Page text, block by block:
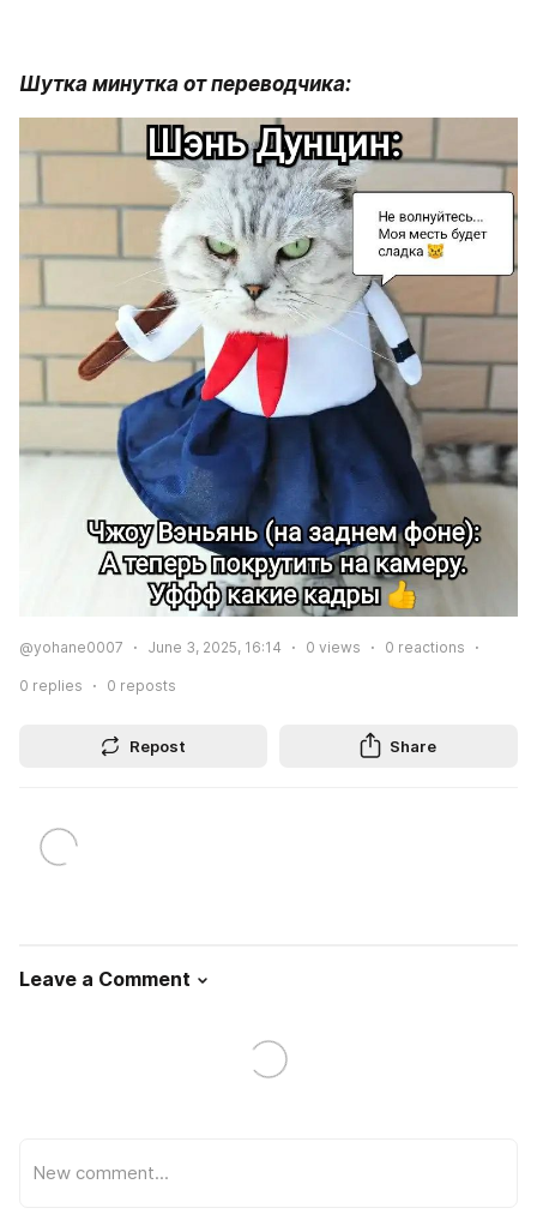
Шутка минутка от переводчика:
@yohane0007 June 3, 2025, 16:14 0 views 0 reactions
0 replies 0 reposts
Repost Share
Leave a Comment